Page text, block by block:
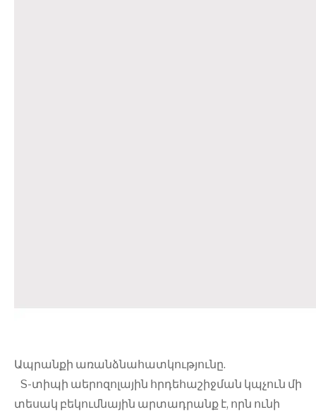
Ապրանքի առանձնահատկությունը.
S-տիպի աերոզոլային հրդեհաշիջման կպչուն մի
տեսակ բեկումնային արտադրանք է, որն ունի